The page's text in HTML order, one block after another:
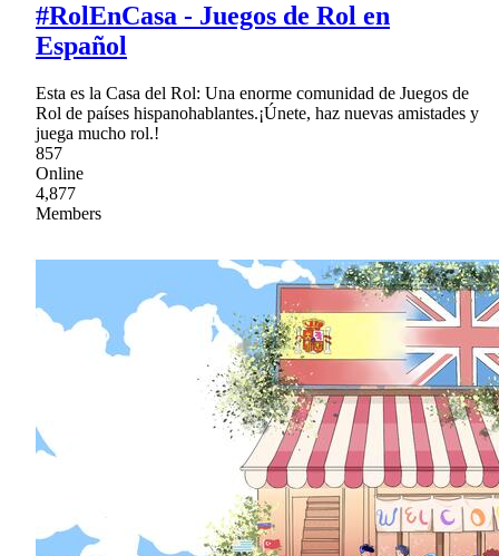
#RolEnCasa - Juegos de Rol en
Español
Esta es la Casa del Rol: Una enorme comunidad de Juegos de
Rol de países hispanohablantes.¡Únete, haz nuevas amistades y
juega mucho rol.!
857
Online
4,877
Members